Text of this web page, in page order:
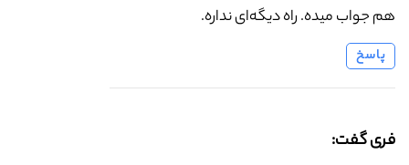
هم جواب میده. راه دیگه‌ای نداره.
پاسخ
فری گفت: